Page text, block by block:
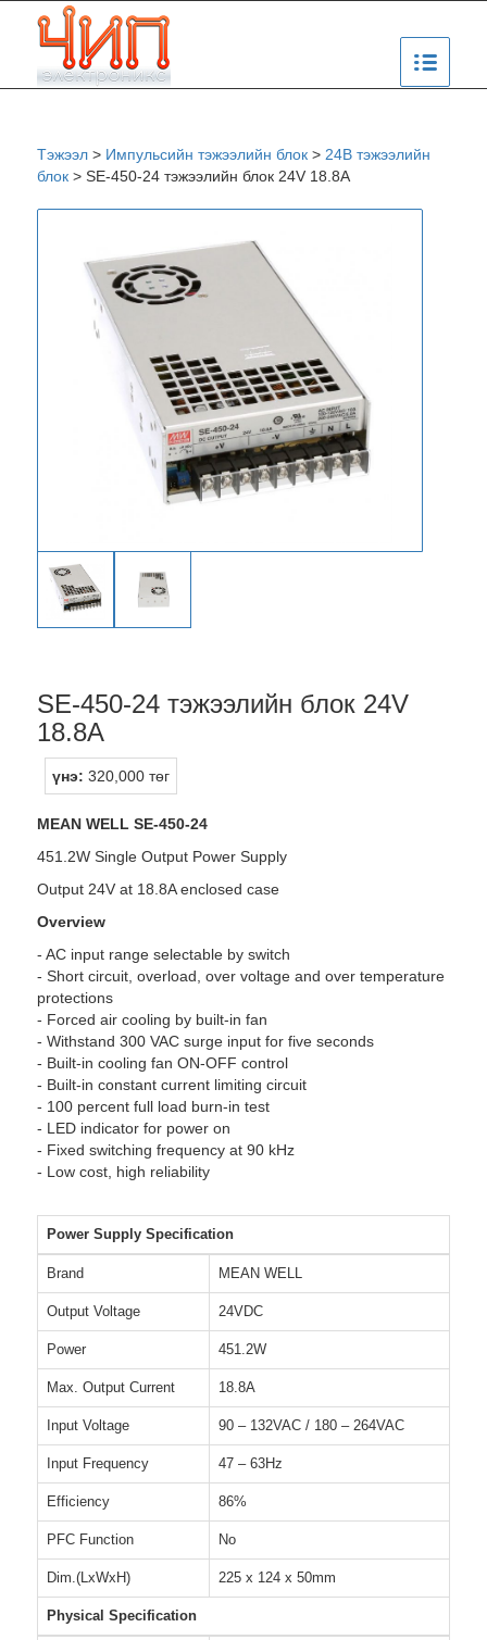
Тэжээл> Импульсийн тэжээлийн блок> 24В тэжээлийн
блок> SE-450-24 тэжээлийн блок 24V 18.8A
SE-450-24 тэжээлийн блок 24V
18.8A
үнэ: 320,000 төг
MEAN WELL SE-450-24
451.2W Single Output Power Supply
Output 24V at 18.8A enclosed case
Overview
- AC input range selectable by switch
- Short circuit, overload, over voltage and over temperature
protections
- Forced air cooling by built-in fan
- Withstand 300 VAC surge input for five seconds
- Built-in cooling fan ON-OFF control
- Built-in constant current limiting circuit
- 100 percent full load burn-in test
- LED indicator for power on
- Fixed switching frequency at 90 kHz
- Low cost, high reliability
Power Supply Specification
Brand MEAN WELL
Output Voltage 24VDC
Power 451.2W
Max. Output Current 18.8A
Input Voltage 90 – 132VAC / 180 – 264VAC
Input Frequency 47 – 63Hz
Efficiency 86%
PFC Function No
Dim.(LxWxH) 225 x 124 x 50mm
Physical Specification